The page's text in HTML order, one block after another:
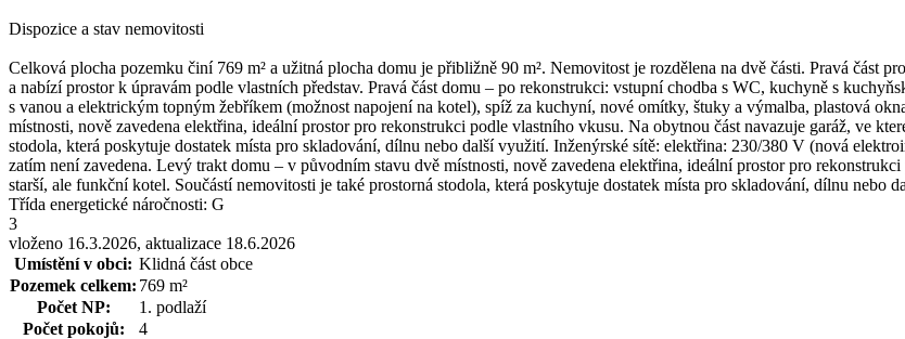
Dispozice a stav nemovitosti
Celková plocha pozemku činí 769 m² a užitná plocha domu je přibližně 90 m². Nemovitost je rozdělena na dvě části. Pravá část
a nabízí prostor k úpravám podle vlastních představ. Pravá část domu – po rekonstrukci: vstupní chodba s WC, kuchyně s
s vanou a elektrickým topným žebříkem (možnost napojení na kotel), spíž za kuchyní, nové omítky, štuky a výmalba, plastová
místnosti, nově zavedena elektřina, ideální prostor pro rekonstrukci podle vlastního vkusu. Na obytnou část navazuje garáž, ve
stodola, která poskytuje dostatek místa pro skladování, dílnu nebo další využití. Inženýrské sítě: elektřina: 230/380 V (nová
zatím není zavedena. Levý trakt domu – v původním stavu dvě místnosti, nově zavedena elektřina, ideální prostor pro
starší, ale funkční kotel. Součástí nemovitosti je také prostorná stodola, která poskytuje dostatek místa pro skladování, dílnu nebo
Třída energetické náročnosti: G
3
vloženo 16.3.2026, aktualizace 18.6.2026
Umístění v obci: Klidná část obce
Pozemek celkem: 769 m²
Počet NP:
1. podlaží
Počet pokojů:
4